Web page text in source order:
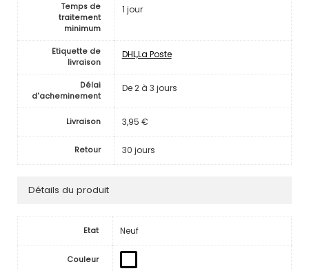
Temps de
traitement
minimum
1 jour
Etiquette de
livraison
DHL,La Poste
Délai
d'acheminement
De 2 à 3 jours
Livraison 3,95 €
Retour 30 jours
Détails du produit
Etat Neuf
Couleur